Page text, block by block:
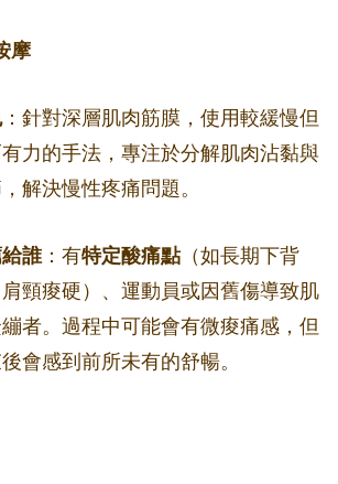
摩
：針對深層肌肉筋膜，使用較緩慢但
力的手法，專注於分解肌肉沾黏與
解決慢性疼痛問題。
誰：有特定酸痛點（如長期下背
頸痠硬）、運動員或因舊傷導致肌
者。過程中可能會有微痠痛感，但
會感到前所未有的舒暢。